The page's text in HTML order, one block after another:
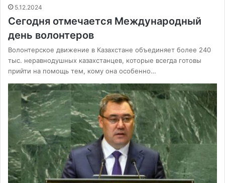
5.12.2024
Сегодня отмечается Международный
день волонтеров
Волонтерское движение в Казахстане объединяет более 240
тыс. неравнодушных казахстанцев, которые всегда готовы
прийти на помощь тем, кому она особенно…